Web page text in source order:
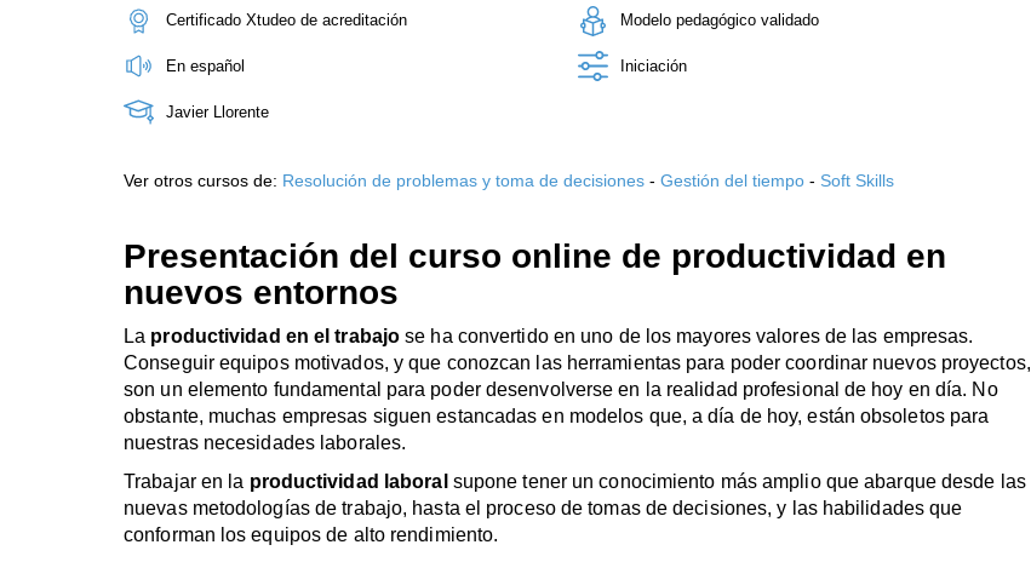
Certificado Xtudeo de acreditación Modelo pedagógico validado
En español Iniciación
Javier Llorente
Ver otros cursos de: Resolución de problemas y toma de decisiones - Gestión del tiempo - Soft Skills
Presentación del curso online de productividad en
nuevos entornos
La productividad en el trabajo se ha convertido en uno de los mayores valores de las empresas.
Conseguir equipos motivados, y que conozcan las herramientas para poder coordinar nuevos proyectos,
son un elemento fundamental para poder desenvolverse en la realidad profesional de hoy en día. No
obstante, muchas empresas siguen estancadas en modelos que, a día de hoy, están obsoletos para
nuestras necesidades laborales.
Trabajar en la productividad laboral supone tener un conocimiento más amplio que abarque desde las
nuevas metodologías de trabajo, hasta el proceso de tomas de decisiones, y las habilidades que
conforman los equipos de alto rendimiento.